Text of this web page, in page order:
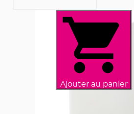
Ajouter au panier